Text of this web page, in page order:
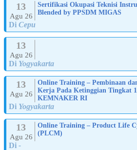
13
Agu 26
Sertifikasi Okupasi Teknisi
Blended by PPSDM MIGAS
Di Cepu
13
Agu 26
Di Yogyakarta
13
Agu 26
Online Training – Pembinaan
Kerja Pada Ketinggian Tingkat
KEMNAKER RI
Di Yogyakarta
13
Agu 26
Online Training – Product Life
(PLCM)
Di -